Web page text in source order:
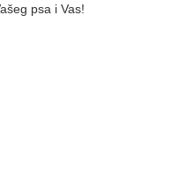
psa i Vas!